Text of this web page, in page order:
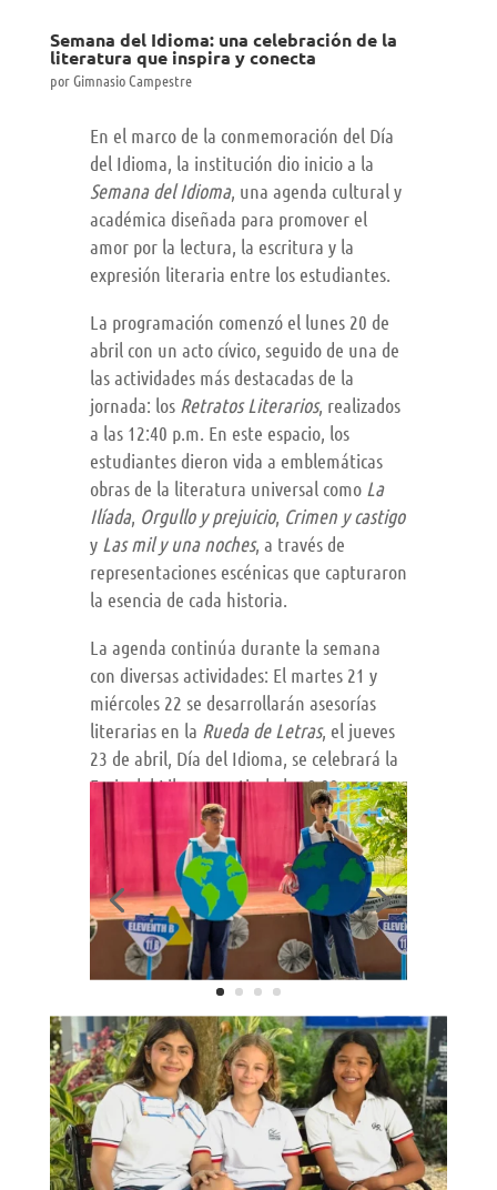
Semana del Idioma: una celebración de la
literatura que inspira y conecta
porGimnasio Campestre
En el marco de la conmemoración del Día
del Idioma, la institución dio inicio a la
Semana del Idioma, una agenda cultural y
académica diseñada para promover el
amor por la lectura, la escritura y la
expresión literaria entre los estudiantes.
La programación comenzó el lunes 20 de
abril con un acto cívico, seguido de una de
las actividades más destacadas de la
jornada: los Retratos Literarios, realizados
a las 12:40 p.m. En este espacio, los
estudiantes dieron vida a emblemáticas
obras de la literatura universal como La
Ilíada, Orgullo y prejuicio, Crimen y castigo
y Las mil y una noches, a través de
representaciones escénicas que capturaron
la esencia de cada historia.
La agenda continúa durante la semana
con diversas actividades: El martes 21 y
miércoles 22 se desarrollarán asesorías
literarias en la Rueda de Letras, el jueves
23 de abril, Día del Idioma, se celebrará la
Feria del Libro a partir de las 9:00 a.m.,
con la participación de librerías invitadas.
Finalmente, el viernes 24 se realizará un
taller literario a las 7:30 a.m., como cierre
de esta enriquecedora semana.